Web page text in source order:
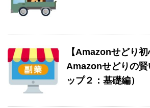
【Amazonせどり初
Amazonせどりの
ップ２：基礎編）